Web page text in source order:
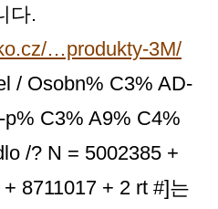
다.
…produkty-3M/
/ Osobn% C3% AD-
C3% A9% C4%
/? N = 5002385 +
8711017 + 2 rt #]는